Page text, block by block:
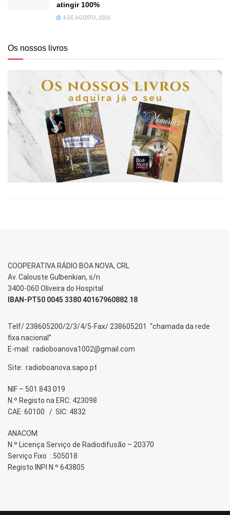
atingir 100%
6 DE AGOSTO, 2026
Os nossos livros
COOPERATIVA RÁDIO BOA NOVA, CRL
Av. Calouste Gulbenkian, s/n
3400-060 Oliveira do Hospital
IBAN-PT50 0045 3380 40167960882 18
Telf/ 238605200/2/3/4/5-Fax/ 238605201 “chamada da rede
fixa nacional”
E-mail: radioboanova1002@gmail.com
Site: radioboanova.sapo.pt
NIF – 501 843 019
N.º Registo na ERC: 423098
CAE: 60100 / SIC: 4832
ANACOM:
N.º Licença Serviço de Radiodifusão – 20370
Serviço Fixo : 505018
Registo INPI N.º 643805